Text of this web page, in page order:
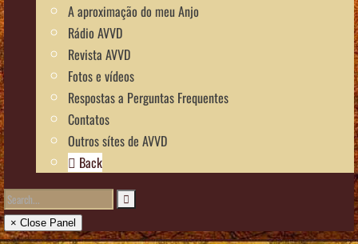
A aproximação do meu Anjo
Rádio AVVD
Revista AVVD
Fotos e vídeos
Respostas a Perguntas Frequentes
Contatos
Outros sítes de AVVD
Back
× Close Panel